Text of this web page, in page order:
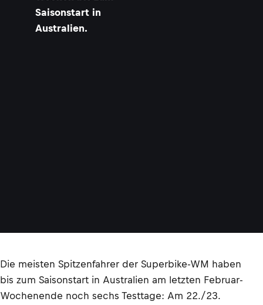
Saisonstart in
Australien.
Die meisten Spitzenfahrer der Superbike-WM haben
bis zum Saisonstart in Australien am letzten Februar-
Wochenende noch sechs Testtage: Am 22./23.